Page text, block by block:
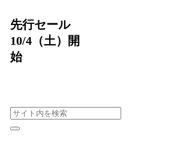
先行セール
10/4（土）開
始